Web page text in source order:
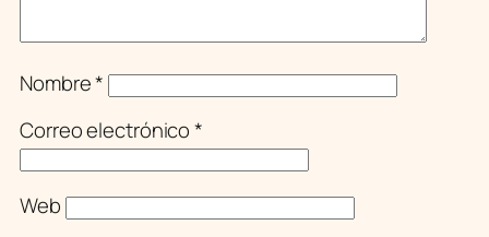
Nombre*
Correo electrónico*
Web